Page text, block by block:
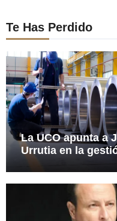
Te Has Perdido
La UCO apunta a
Urrutia en la
Reunidos